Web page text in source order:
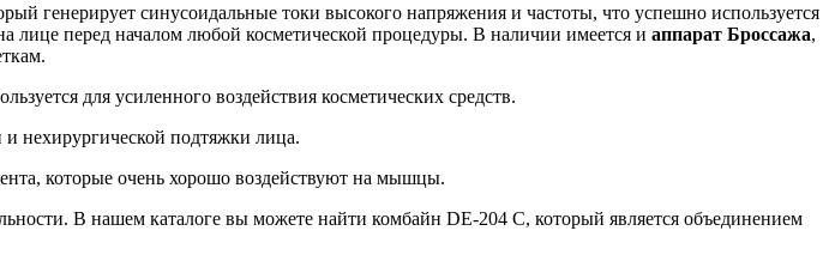
генерирует синусоидальные токи высокого напряжения и частоты, что успешно используется
лице перед началом любой косметической процедуры. В наличии имеется и аппарат Броссажа,
для усиленного воздействия косметических средств.
нехирургической подтяжки лица.
которые очень хорошо воздействуют на мышцы.
В нашем каталоге вы можете найти комбайн DE-204 C, который является объединением